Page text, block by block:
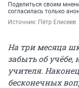
Поделиться своим
согласилась только
Источник: Пётр Елисеев
На три месяца
забыть об
учителя.
бесконечных